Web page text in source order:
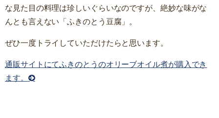
な見た目の料理は珍しいぐらいなのですが、絶妙な味がな
んとも言えない「ふきのとう豆腐」。
ぜひ一度トライしていただけたらと思います。
通販サイトにてふきのとうのオリーブオイル煮が購入でき
ます。